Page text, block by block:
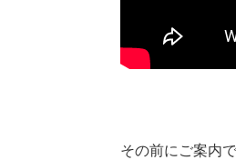
その前にご案内で